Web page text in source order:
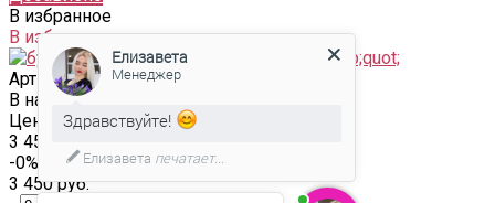
В избранное
В избранном
Артикул:
В наличии
Цена
3 450 руб.
-0%
3 450 руб.
Елизавета
Менеджер
Здравствуйте!
Елизавета печатает...